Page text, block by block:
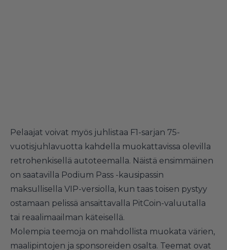
Pelaajat voivat myös juhlistaa F1-sarjan 75-
vuotisjuhlavuotta kahdella muokattavissa olevilla
retrohenkisellä autoteemalla. Näistä ensimmäinen
on saatavilla Podium Pass -kausipassin
maksullisella VIP-versiolla, kun taas toisen pystyy
ostamaan pelissä ansaittavalla PitCoin-valuutalla
tai reaalimaailman käteisellä.
Molempia teemoja on mahdollista muokata värien,
maalipintojen ja sponsoreiden osalta. Teemat ovat